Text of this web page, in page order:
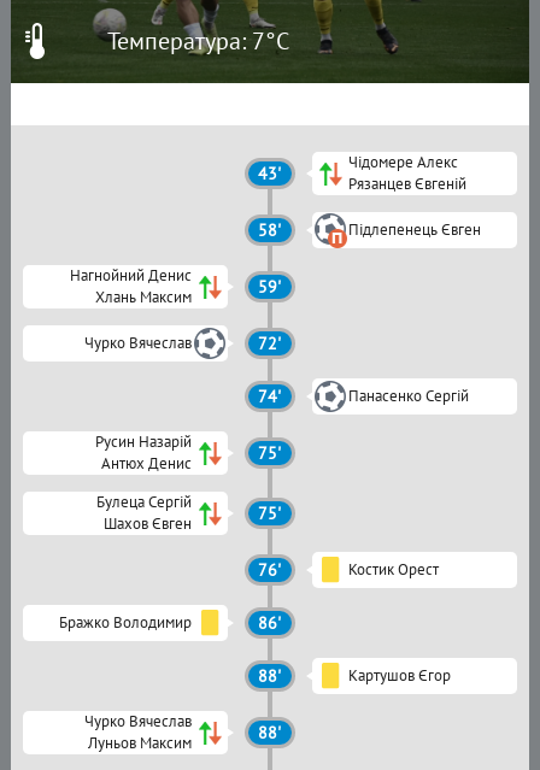
Температура: 7°C
43'
Чідомере Алекс
Рязанцев Євгеній
58' Підлепенець Євген
Нагнойний Денис
Хлань Максим
59'
Чурко Вячеслав 72'
74' Панасенко Сергій
Русин Назарій
Антюх Денис
75'
Булеца Сергій
Шахов Євген
75'
76' Костик Орест
Бражко Володимир 86'
88' Картушов Єгор
Чурко Вячеслав
Луньов Максим
88'